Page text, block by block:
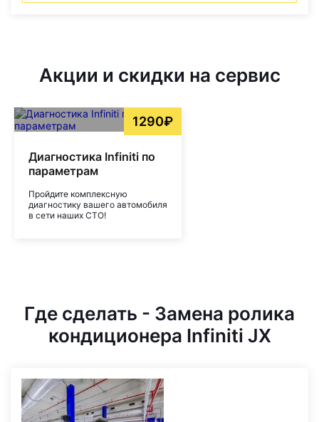
Акции и скидки на сервис
1290₽
Диагностика Infiniti по
параметрам
Пройдите комплексную
диагностику вашего автомобиля
в сети наших СТО!
Где сделать - Замена ролика
кондиционера Infiniti JX